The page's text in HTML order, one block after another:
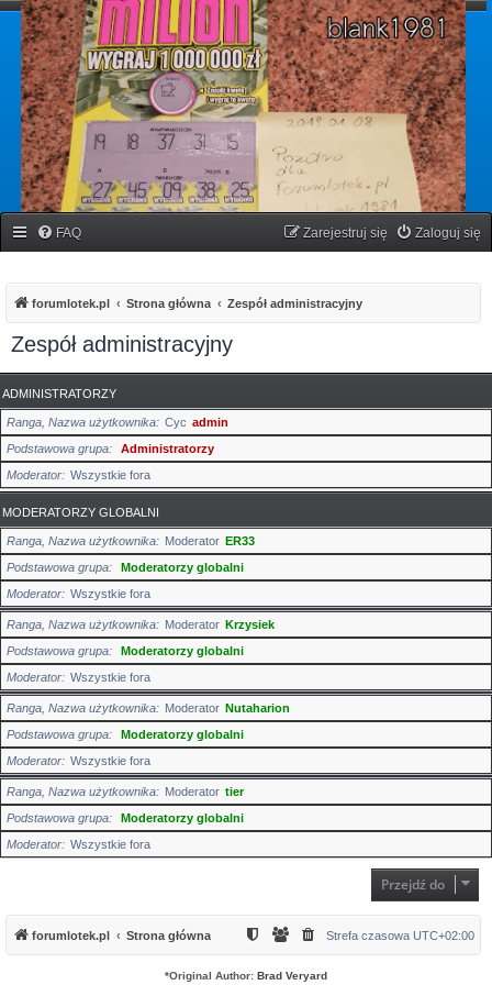
forumlotek.pl
Forum gier liczbowych
FAQ Zaloguj się
Zarejestruj się
forumlotek.pl Strona główna Zespół administracyjny
Zespół administracyjny
ADMINISTRATORZY
Ranga, Nazwa użytkownika Cyc admin
Podstawowa grupa
Administratorzy
Moderator
Wszystkie fora
MODERATORZY GLOBALNI
Ranga, Nazwa użytkownika Moderator ER33
Podstawowa grupa
Moderatorzy globalni
Moderator
Wszystkie fora
Ranga, Nazwa użytkownika Moderator Krzysiek
Podstawowa grupa
Moderatorzy globalni
Moderator
Wszystkie fora
Ranga, Nazwa użytkownika Moderator Nutaharion
Podstawowa grupa
Moderatorzy globalni
Moderator
Wszystkie fora
Ranga, Nazwa użytkownika Moderator tier
Podstawowa grupa
Moderatorzy globalni
Moderator
Wszystkie fora
Przejdź do
forumlotek.pl Strona główna Strefa czasowa UTC+02:00
*Original Author: Brad Veryard